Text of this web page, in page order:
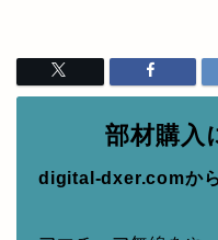
部材購入
digital-dxer.comか